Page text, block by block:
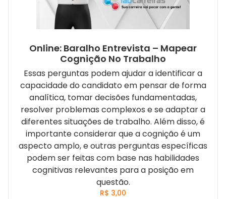
Online: Baralho Entrevista – Mapear
Cognição No Trabalho
Essas perguntas podem ajudar a identificar a
capacidade do candidato em pensar de forma
analítica, tomar decisões fundamentadas,
resolver problemas complexos e se adaptar a
diferentes situações de trabalho. Além disso, é
importante considerar que a cognição é um
aspecto amplo, e outras perguntas específicas
podem ser feitas com base nas habilidades
cognitivas relevantes para a posição em
questão.
R$ 3,00